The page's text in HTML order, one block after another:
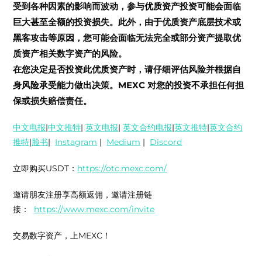
受到各种因素的影响而波动，参与优质资产投资可能会面临
巨大甚至全额的投资损失。此外，由于优质资产底层技术或
黑客攻击等原因，您可能会面临无法完全或部分资产提取优
质资产相关数字资产的风险。
在您决定是否投资此优质资产时，请仔细评估风险并根据自
身风险承受能力做出决策。MEXC 对您的投资不承担任何担
保或损失赔偿责任。
中文电报|中文推特|英文电报|英文合约电报|英文推特|英文合约
推特|脸书| Instagram | Medium | Discord
立即购买USDT： https://otc.mexc.com/
邀请朋友注册享高额返佣，邀请注册链
接： https://www.mexc.com/invite
交易数字资产，上MEXC！